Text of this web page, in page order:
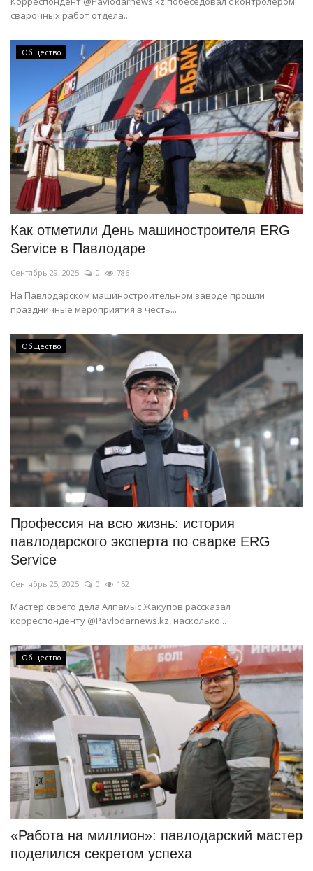
сварочных работ отдела...
Общество
Как отметили День машиностроителя ERG
Service в Павлодаре
Сентябрь 29, 2025 0 786
На Павлодарском машиностроительном заводе прошли
праздничные мероприятия в честь...
Общество
Профессия на всю жизнь: история
павлодарского эксперта по сварке ERG
Service
Сентябрь 25, 2025 0 152
Мастер своего дела Алпамыс Жакупов рассказал
корреспонденту @Pavlodarnews.kz, насколько...
Общество
«Работа на миллион»: павлодарский мастер
поделился секретом успеха